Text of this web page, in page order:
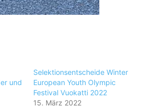
und
Selektionsentscheide Winter
European Youth Olympic
Festival Vuokatti 2022
15. März 2022